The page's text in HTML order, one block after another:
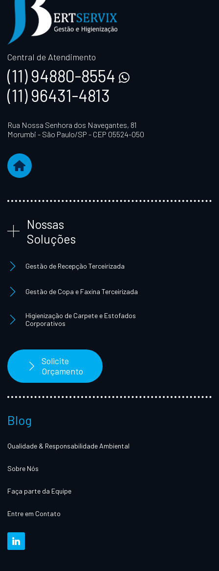
Central de Atendimento
(11) 94880-8554
(11) 96431-4813
Rua Nossa Senhora dos Navegantes, 81
Morumbi - São Paulo/SP - CEP 05524-050
Nossas
Soluções
Gestão de Recepção Terceirizada
Gestão de Copa e Faxina Terceirizada
Higienização de Carpete e Estofados
Corporativos
Solicite
Orçamento
Blog
Qualidade & Responsabilidade Ambiental
Sobre Nós
Faça parte da Equipe
Entre em Contato